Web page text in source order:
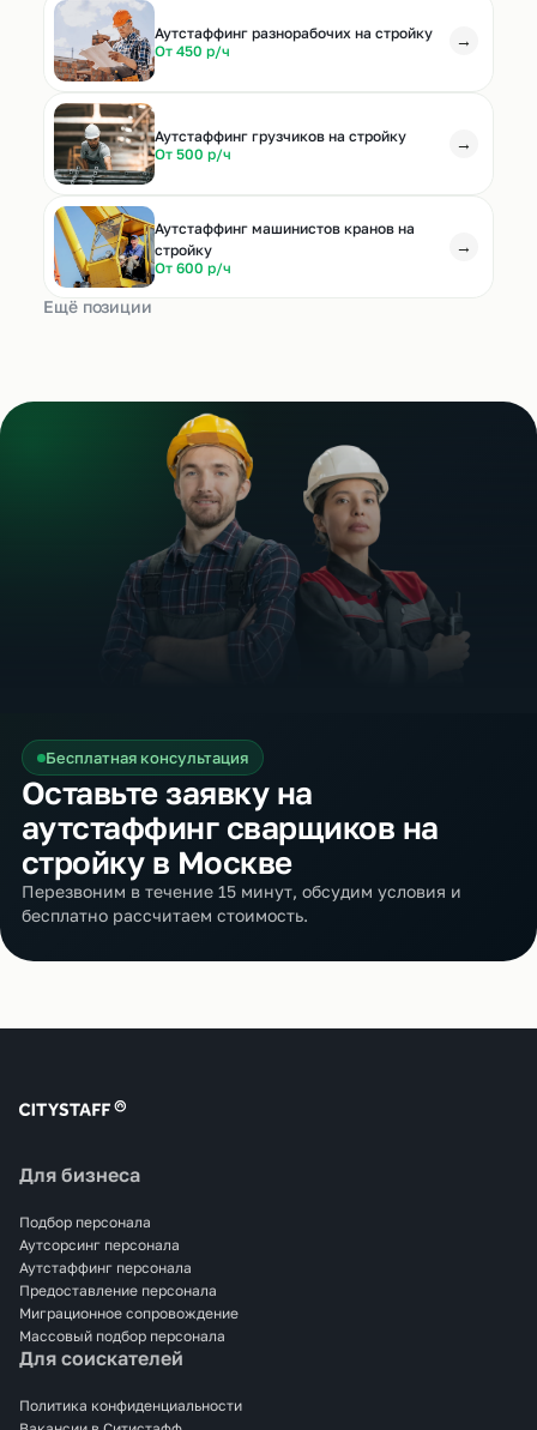
Аутстаффинг разнорабочих на стройку
От 450 р/ч
→
Аутстаффинг грузчиков на стройку
От 500 р/ч
→
Аутстаффинг машинистов кранов на
стройку
От 600 р/ч
→
Ещё позиции
Бесплатная консультация
Оставьте заявку на
аутстаффинг сварщиков на
стройку в Москве
Перезвоним в течение 15 минут, обсудим условия и
бесплатно рассчитаем стоимость.
Для бизнеса
Подбор персонала
Аутсорсинг персонала
Аутстаффинг персонала
Предоставление персонала
Миграционное сопровождение
Массовый подбор персонала
Для соискателей
Политика конфиденциальности